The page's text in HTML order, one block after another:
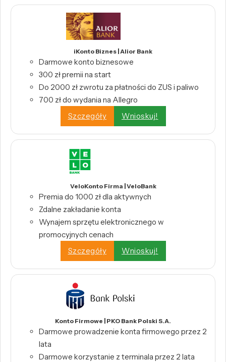
iKonto Biznes | Alior Bank
Darmowe konto biznesowe
300 zł premii na start
Do 2000 zł zwrotu za płatności do ZUS i paliwo
700 zł do wydania na Allegro
Szczegóły
Wnioskuj!
VeloKonto Firma | VeloBank
Premia do 1000 zł dla aktywnych
Zdalne zakładanie konta
Wynajem sprzętu elektronicznego w
promocyjnych cenach
Szczegóły
Wnioskuj!
Konto Firmowe | PKO Bank Polski S.A.
Darmowe prowadzenie konta firmowego przez 2
lata
Darmowe korzystanie z terminala przez 2 lata